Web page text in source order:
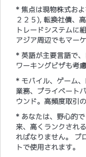
* 焦点は現物株式お
２２５), 転換社債、
トレードシステムに
アジア周辺でもマー
* 英語が主要言語で
ワーキングビザも考
* モバイル、ゲーム
業務、プライベート
ウンド。高頻度取引
* あなたは、野心的
来、高くランクされ
ればなりません。 ブ
トで使用されます。​